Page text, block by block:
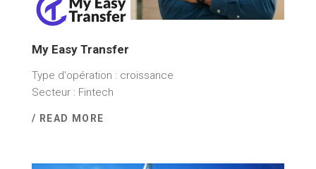
2 décembre 2025
My Easy Transfer
Type d'opération : croissance
Secteur : Fintech
/ READ MORE